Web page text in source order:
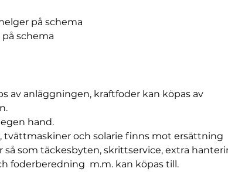
på schema
schema
av anläggningen, kraftfoder kan köpas av
hand.
tvättmaskiner och solarie finns mot ersättning
så som täckesbyten, skrittservice, extra
foderberedning  m.m. kan köpas till.